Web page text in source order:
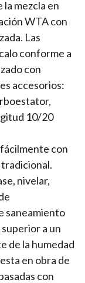
mezcla en
WTA con
Las
conforme a
con
accesorios:
10/20
con
nivelar,
saneamiento
a un
de la humedad
en obra de
con